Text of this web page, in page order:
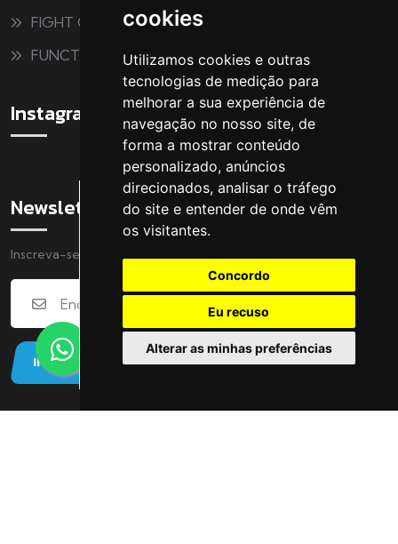
cookies
Utilizamos cookies e outras
tecnologias de medição para
melhorar a sua experiência de
navegação no nosso site, de
forma a mostrar conteúdo
personalizado, anúncios
direcionados, analisar o tráfego
do site e entender de onde vêm
os visitantes.
Concordo
Eu recuso
Alterar as minhas preferências
FIGHT CLUB
FUNCTIONAL
Instagram
Newsletter
Inscreva-se na nossa Newsletter
INSCREVER